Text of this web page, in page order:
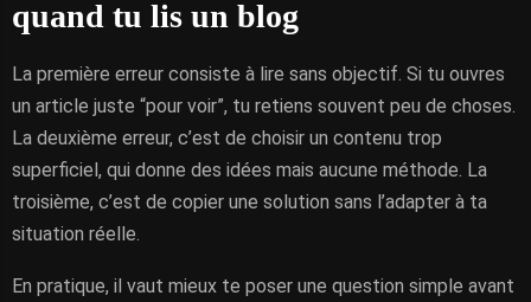
quand tu lis un blog
La première erreur consiste à lire sans objectif. Si tu ouvres
un article juste “pour voir”, tu retiens souvent peu de choses.
La deuxième erreur, c’est de choisir un contenu trop
superficiel, qui donne des idées mais aucune méthode. La
troisième, c’est de copier une solution sans l’adapter à ta
situation réelle.
En pratique, il vaut mieux te poser une question simple avant